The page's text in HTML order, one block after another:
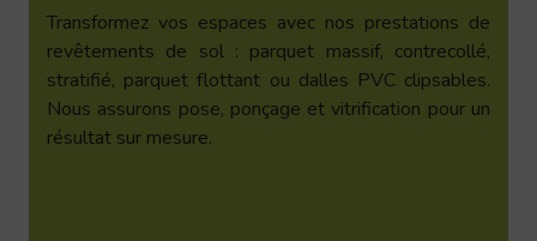
Transformez vos espaces avec nos prestations de
revêtements de sol : parquet massif, contrecollé,
stratifié, parquet flottant ou dalles PVC clipsables.
Nous assurons pose, ponçage et vitrification pour un
résultat sur mesure.